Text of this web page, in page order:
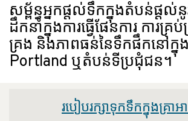
សម្ព័ន្ធអ្នកផ្តល់ទឹកក្នុងតំបន់ផ្តល់នូ
ដឹកនាំក្នុងការធ្វើផែនការ ការគ្រ
គ្រង និងភាពធន់នៃទឹកផឹកនៅក្នុ
Portland ឬតំបន់ទីប្រជុំជន។
របៀបរក្សាទុកទឹកក្នុងគ្រាអ